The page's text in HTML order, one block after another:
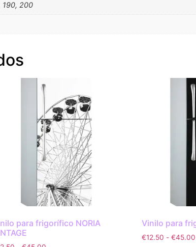
190, 200
para frigorífico NORIA
Vinilo para
€12.50 - €45.00